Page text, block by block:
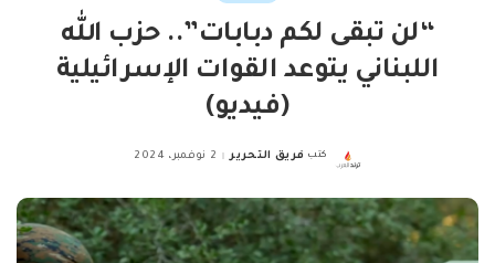
“لن تبقى لكم دبابات”.. حزب الله
اللبناني يتوعد القوات الإسرائيلية
(فيديو)
Posted
كتب فريق التحرير 2 نوفمبر، 2024